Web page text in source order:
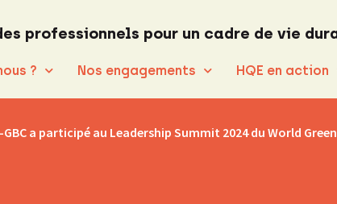
professionnels pour un cadre de vie
? Nos engagements HQE en action
GBC a participé au Leadership Summit 2024 du World